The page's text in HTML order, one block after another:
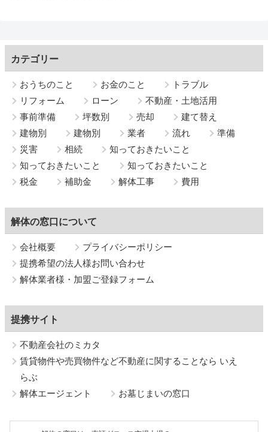
カテゴリー
おうちのこと お金のこと
トラブル
リフォーム
ローン
不動産・土地活用
事前準備
坪数別 売却
建て替え
建物別
建物別 業者 流れ
準備
災害
相続
知っておきたいこと
知っておきたいこと
知っておきたいこと
税金
補助金 解体工事 費用
解体の窓口について
会社概要
プライバシーポリシー
提携希望の法人様お問い合わせ
解体業者様・加盟ご登録フォーム
提携サイト
不動産会社のミカタ
賃貸物件や売買物件など不動産に関することなら いえ
らぶ
解体エージェント
お墓じまいの窓口